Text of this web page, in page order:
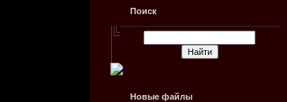
Поиск
Новые файлы